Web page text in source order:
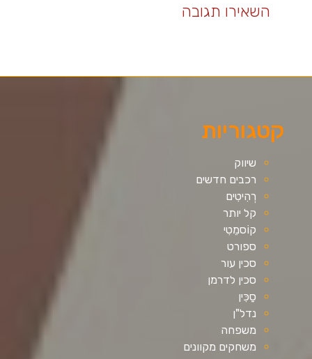
השאירו תגובה
קטגוריות
שיווק
רכבים חדשים
רְהִיטִים
קל יותר
קוֹסמֵטִי
ספורט
סכין עור
סכין לדרמן
סַכִּין
נדל"ן
משפחה
משחקים מקוונים